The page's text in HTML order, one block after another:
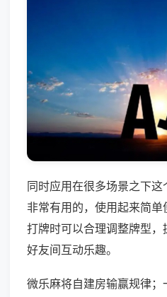
同时应用在很多场景之下
非常有用的，使用起来简
打牌时可以合理调整牌型
好友间互动乐趣。
微乐麻将自建房输赢规律